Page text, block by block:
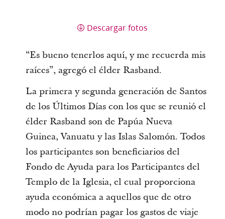
Descargar fotos
“Es bueno tenerlos aquí, y me recuerda mis
raíces”, agregó el élder Rasband.
La primera y segunda generación de Santos
de los Últimos Días con los que se reunió el
élder Rasband son de Papúa Nueva
Guinea, Vanuatu y las Islas Salomón. Todos
los participantes son beneficiarios del
Fondo de Ayuda para los Participantes del
Templo de la Iglesia, el cual proporciona
ayuda económica a aquellos que de otro
modo no podrían pagar los gastos de viaje